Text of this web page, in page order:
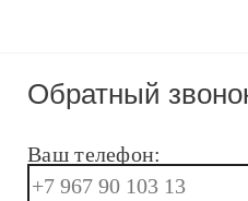
Обратный
Ваш телефон: